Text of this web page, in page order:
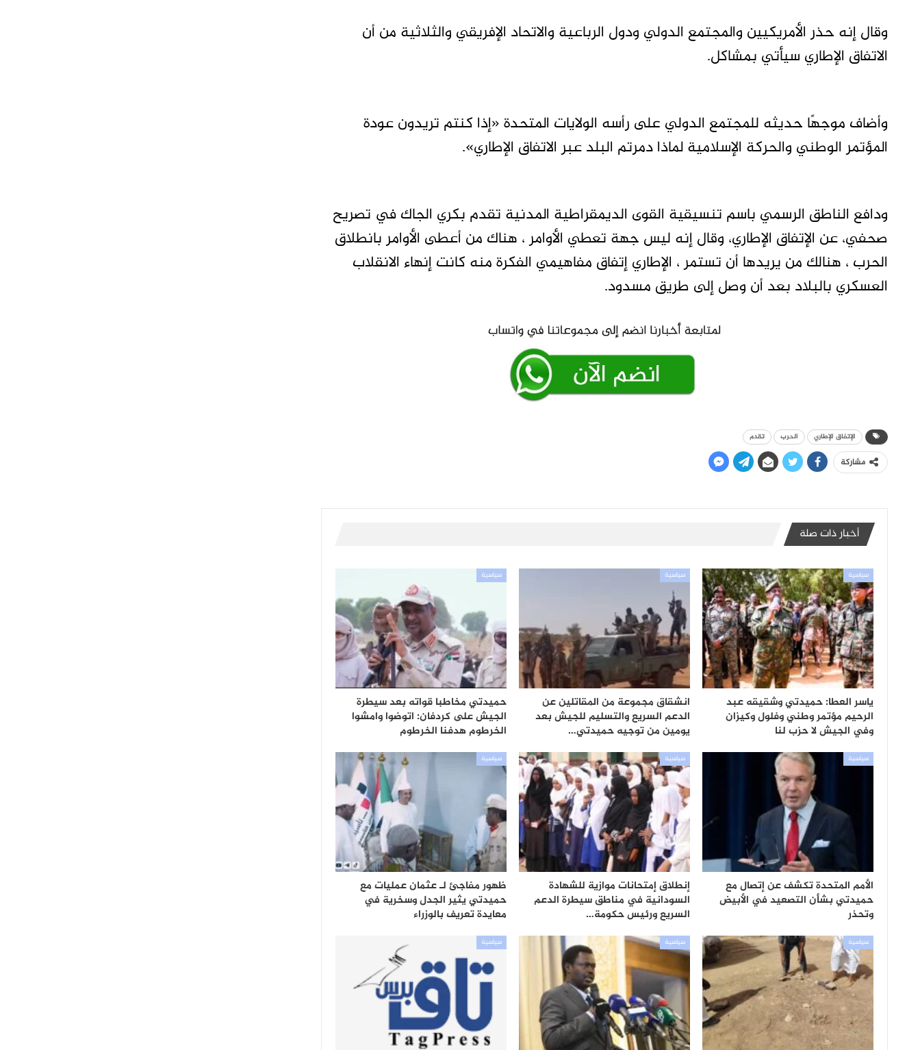
وقال إنه حذر الأمريكيين والمجتمع الدولي ودول الرباعية والاتحاد الإفريقي والثلاثية من أن
الاتفاق الإطاري سيأتي بمشاكل.
وأضاف موجهًا حديثه للمجتمع الدولي على رأسه الولايات المتحدة «إذا كنتم تريدون عودة
المؤتمر الوطني والحركة الإسلامية لماذا دمرتم البلد عبر الاتفاق الإطاري».
ودافع الناطق الرسمي باسم تنسيقية القوى الديمقراطية المدنية تقدم‏ بكري الجاك في تصريح
صحفي، عن الإتفاق الإطاري، وقال إنه ليس جهة تعطي الأوامر ، هناك من أعطى الأوامر بانطلاق
الحرب ، هنالك من يريدها أن تستمر ، الإطاري إتفاق مفاهيمي الفكرة منه كانت إنهاء الانقلاب
العسكري بالبلاد بعد أن وصل إلى طريق مسدود.
الإتفاق الإطاري الحرب تقدم
مشاركة
أخبار ذات صلة
سياسية
ياسر العطا: حميدتي وشقيقه عبد
الرحيم مؤتمر وطني وفلول وكيزان
وفي الجيش لا حزب لنا
سياسية
انشقاق مجموعة من المقاتلين عن
الدعم السريع والتسليم للجيش بعد
يومين من توجيه حميدتي…
سياسية
حميدتي مخاطبا قواته بعد سيطرة
الجيش على كردفان: اتوضوا وامشوا
الخرطوم هدفنا الخرطوم
سياسية
الأمم المتحدة تكشف عن إتصال مع
حميدتي بشأن التصعيد في الأبيض
وتحذر
سياسية
إنطلاق إمتحانات موازية للشهادة
السودانية في مناطق سيطرة الدعم
السريع ورئيس حكومة…
سياسية
ظهور مفاجئ لـ عثمان عمليات مع
حميدتي يثير الجدل وسخرية في
معايدة تعريف بالوزراء
سياسية سياسية سياسية